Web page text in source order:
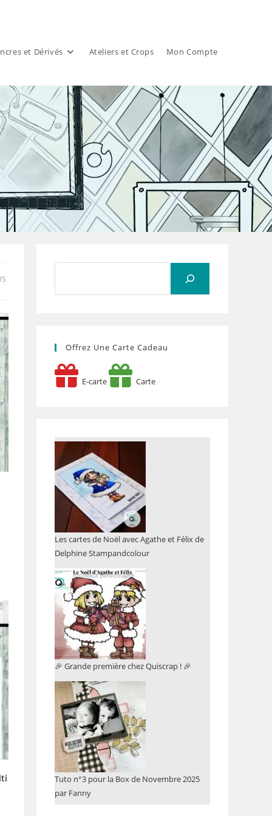
et Dérivés Ateliers et Crops Mon Compte
Offrez Une Carte Cadeau
E-carte Carte
Les cartes de Noël avec Agathe et Félix de
Delphine Stampandcolour
🎉 Grande première chez Quiscrap ! 🎉
Tuto n°3 pour la Box de Novembre 2025
par Fanny